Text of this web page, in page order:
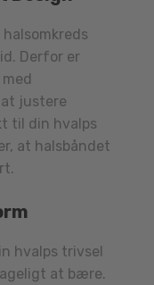
Derfor er
justere
til din hvalps
at halsbåndet
hvalps trivsel
at bære.